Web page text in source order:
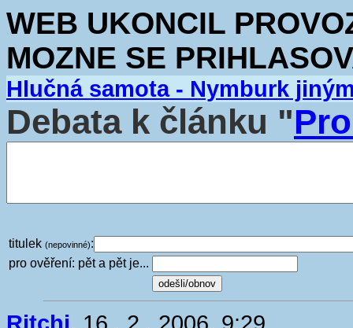
WEB UKONCIL
MOZNE SE
Hlučná samota - Nymburk
Debata k článku "
titulek (nepovinné):
pro ověření: pět a pět je...